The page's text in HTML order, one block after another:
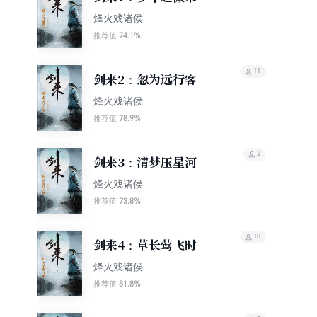
烽火戏诸侯
推荐值 74.1%
剑来2：忽为远行客
烽火戏诸侯
推荐值 78.9%
11
剑来3：清梦压星河
烽火戏诸侯
推荐值 73.8%
2
剑来4：草长莺飞时
烽火戏诸侯
推荐值 81.8%
10